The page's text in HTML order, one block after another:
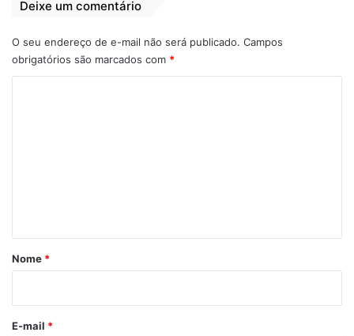
Deixe um comentário
O seu endereço de e-mail não será publicado. Campos
obrigatórios são marcados com *
r
*
Nome *
E-mail *